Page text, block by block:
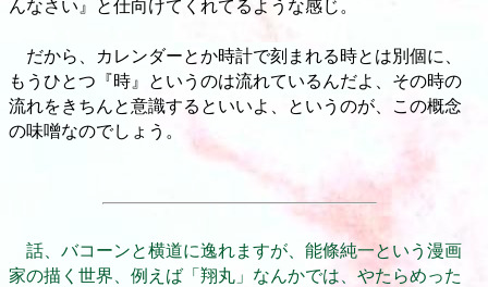
んなさい』と仕向けてくれてるような感じ。
だから、カレンダーとか時計で刻まれる時とは別個に、
もうひとつ『時』というのは流れているんだよ、その時の
流れをきちんと意識するといいよ、というのが、この概念
の味噌なのでしょう。
話、バコーンと横道に逸れますが、能條純一という漫画
家の描く世界、例えば「翔丸」なんかでは、やたらめった